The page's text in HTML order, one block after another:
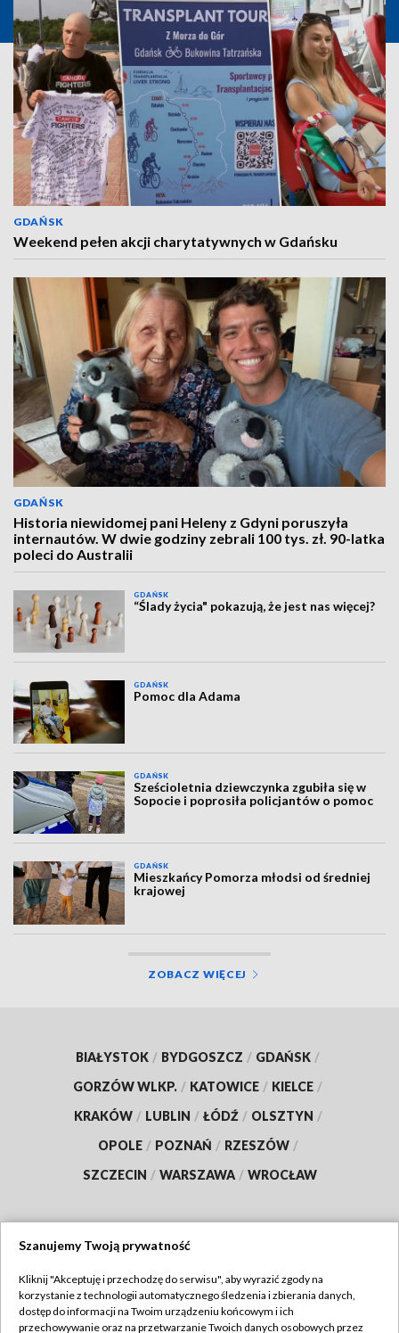
GDAŃSK
Weekend pełen akcji charytatywnych w Gdańsku
GDAŃSK
Historia niewidomej pani Heleny z Gdyni poruszyła
internautów. W dwie godziny zebrali 100 tys. zł. 90-latka
poleci do Australii
GDAŃSK
“Ślady życia" pokazują, że jest nas więcej?
GDAŃSK
Pomoc dla Adama
GDAŃSK
Sześcioletnia dziewczynka zgubiła się w
Sopocie i poprosiła policjantów o pomoc
GDAŃSK
Mieszkańcy Pomorza młodsi od średniej
krajowej
ZOBACZ WIĘCEJ
BIAŁYSTOK / BYDGOSZCZ / GDAŃSK /
GORZÓW WLKP. / KATOWICE / KIELCE /
KRAKÓW / LUBLIN / ŁÓDŹ / OLSZTYN /
OPOLE / POZNAŃ / RZESZÓW /
SZCZECIN / WARSZAWA / WROCŁAW
TVP
Abonament TVP
Szanujemy Twoją prywatność
Kliknij "Akceptuję i przechodzę do serwisu", aby wyrazić zgody na
korzystanie z technologii automatycznego śledzenia i zbierania danych,
dostęp do informacji na Twoim urządzeniu końcowym i ich
przechowywanie oraz na przetwarzanie Twoich danych osobowych przez